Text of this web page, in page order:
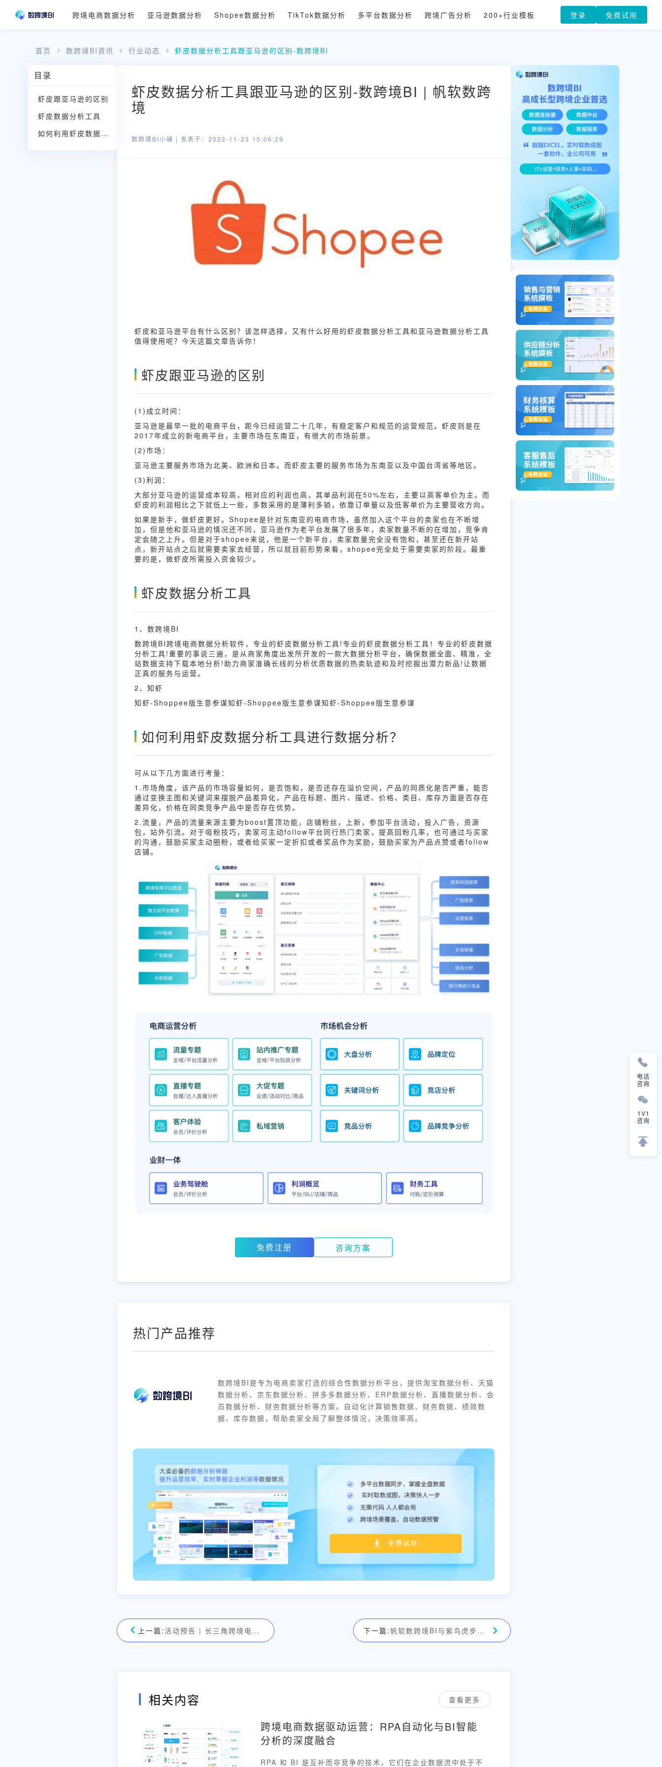
跨境电商数据分析 亚马逊数据分析 Shopee数据分析 TikTok数据分析 多平台数据分析 跨境广告分析 200+行业模板 登录 免费试用
首页 数跨境BI资讯 行业动态 虾皮数据分析工具跟亚马逊的区别-数跨境BI
目录
虾皮跟亚马逊的区别
虾皮数据分析工具
如何利用虾皮数据分析工具进行数据分析？
虾皮数据分析工具跟亚马逊的区别-数跨境BI | 帆软数跨
境
数跨境BI小编 | 发表于：2022-11-23 15:06:29
虾皮和亚马逊平台有什么区别？该怎样选择，又有什么好用的虾皮数据分析工具和亚马逊数据分析工具
值得使用呢？今天这篇文章告诉你！
虾皮跟亚马逊的区别
(1)成立时间：
亚马逊是最早一批的电商平台，距今已经运营二十几年，有稳定客户和规范的运营规范。虾皮则是在
2017年成立的新电商平台，主要市场在东南亚，有很大的市场前景。
(2)市场：
亚马逊主要服务市场为北美、欧洲和日本。而虾皮主要的服务市场为东南亚以及中国台湾省等地区。
(3)利润：
大部分亚马逊的运营成本较高，相对应的利润也高，其单品利润在50%左右，主要以高客单价为主。而
虾皮的利润相比之下就低上一些，多数采用的是薄利多销，依靠订单量以及低客单价为主要营收方向。
如果是新手，做虾皮更好。Shopee是针对东南亚的电商市场，虽然加入这个平台的卖家也在不断增
加，但是他和亚马逊的情况还不同，亚马逊作为老平台发展了很多年，卖家数量不断的在增加，竞争肯
定会随之上升。但是对于shopee来说，他是一个新平台，卖家数量完全没有饱和，甚至还在新开站
点，新开站点之后就需要卖家去经营，所以就目前形势来看，shopee完全处于需要卖家的阶段。最重
要的是，做虾皮所需投入资金较少。
虾皮数据分析工具
1、数跨境BI
数跨境BI跨境电商数据分析软件，专业的虾皮数据分析工具!专业的虾皮数据分析工具！专业的虾皮数据
分析工具!重要的事说三遍，是从商家角度出发所开发的一款大数据分析平台，确保数据全面、精准，全
站数据支持下载本地分析!助力商家准确长线的分析优质数据的热卖轨迹和及时挖掘出潜力新品!让数据
正真的服务与运营。
2、知虾
知虾-Shoppee版生意参谋知虾-Shoppee版生意参谋知虾-Shoppee版生意参谋
如何利用虾皮数据分析工具进行数据分析？
可从以下几方面进行考量：
1.市场角度，该产品的市场容量如何，是否饱和，是否还存在溢价空间，产品的同质化是否严重，能否
通过变换主图和关键词来摆脱产品差异化，产品在标题、图片、描述、价格、类目、库存方面是否存在
差异化，价格在同类竞争产品中是否存在优势。
2.流量，产品的流量来源主要为boost置顶功能，店铺粉丝，上新，参加平台活动，投入广告，资源
包，站外引流。对于吸粉技巧，卖家可主动follow平台同行热门卖家，提高回粉几率，也可通过与买家
的沟通，鼓励买家主动圈粉，或者给买家一定折扣或者奖品作为奖励，鼓励买家为产品点赞或者follow
店铺。
免费注册 咨询方案
热门产品推荐
数跨境BI是专为电商卖家打造的综合性数据分析平台，提供淘宝数据分析、天猫
数据分析、京东数据分析、拼多多数据分析、ERP数据分析、直播数据分析、会
员数据分析、财务数据分析等方案。自动化计算销售数据、财务数据、绩效数
据、库存数据，帮助卖家全局了解整体情况，决策效率高。
上一篇: 活动预告 | 长三角跨境电商交易会，帆软数跨境BI诚邀您来看展！ 下一篇: 帆软数跨境BI与紫鸟虎步RPA达成合作！助力跨境电商自动化！
相关内容 查看更多
跨境电商数据驱动运营：RPA自动化与BI智能
分析的深度融合
RPA 和 BI 是互补而非竞争的技术，它们在企业数据流中处于不
电话
咨询
1V1
咨询